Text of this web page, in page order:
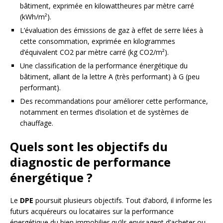
bâtiment, exprimée en kilowattheures par mètre carré
(kWh/m²).
L’évaluation des émissions de gaz à effet de serre liées à
cette consommation, exprimée en kilogrammes
d’équivalent CO2 par mètre carré (kg CO2/m²).
Une classification de la performance énergétique du
bâtiment, allant de la lettre A (très performant) à G (peu
performant).
Des recommandations pour améliorer cette performance,
notamment en termes d’isolation et de systèmes de
chauffage.
Quels sont les objectifs du
diagnostic de performance
énergétique ?
Le DPE poursuit plusieurs objectifs. Tout d’abord, il informe les
futurs acquéreurs ou locataires sur la performance